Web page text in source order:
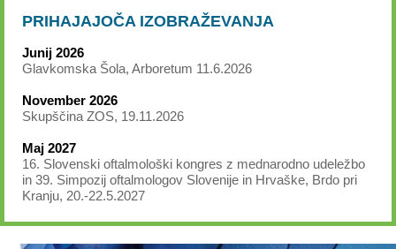
PRIHAJAJOČA IZOBRAŽEVANJA
Junij 2026
Glavkomska Šola, Arboretum 11.6.2026
November 2026
Skupščina ZOS, 19.11.2026
Maj 2027
16. Slovenski oftalmološki kongres z mednarodno udeležbo
in 39. Simpozij oftalmologov Slovenije in Hrvaške, Brdo pri
Kranju, 20.-22.5.2027